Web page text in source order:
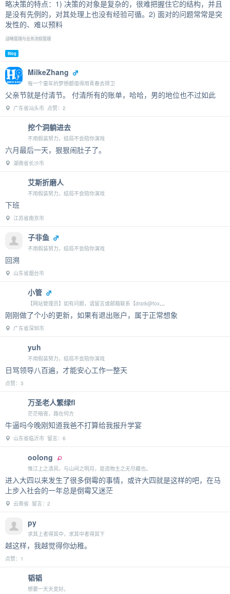
略决策的特点：1) 决策的对象是复杂的，很难把握住它的结构，并且
是没有先例的，对其处理上也没有经验可循。2) 面对的问题常常是突
发性的、难以预料
战略管理与业务流程管理
Blog
MilkeZhang
每一个童年的梦想都值得用青春去捍卫
父亲节就是付清节。 付清所有的账单，哈哈，男的地位也不过如此
广东省汕头市 点赞：2
挖个洞躺进去
不用假装努力，结局不会陪你演戏
六月最后一天，狠狠闹肚子了。
湖南省长沙市
艾斯折磨人
不用假装努力，结局不会陪你演戏
下班
江苏省南京市
子非鱼
不用假装努力，结局不会陪你演戏
回溯
山东省烟台市
小管
刚刚做了个小的更新，如果有退出账户，属于正常想象
广东省深圳市
yuh
不用假装努力，结局不会陪你演戏
日骂领导八百遍，才能安心工作一整天
点赞：3
万圣老人繁绿fl
茫茫暗夜，路在何方
牛逼吗今晚刚知道我爸不打算给我报升学宴
山东省临沂市 留言：6
oolong
惟江上之清风，与山间之明月，是造物主之无尽藏也。
进入大四以来发生了很多倒霉的事情，或许大四就是这样的吧，在马
上步入社会的一年总是倒霉又迷茫
云南省 留言：2
py
求其上者得其中，求其中者得其下
越这样，我越觉得你幼稚。
点赞：1
韬韬
想要一天天变好。